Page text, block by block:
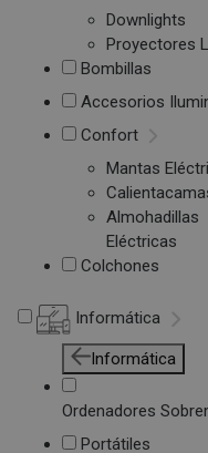
Downlights
Proyectores
Bombillas
Accesorios
Confort
Mantas
Almohadillas
Eléctricas
Colchones
Informática
Informática
Ordenadores
Portátiles